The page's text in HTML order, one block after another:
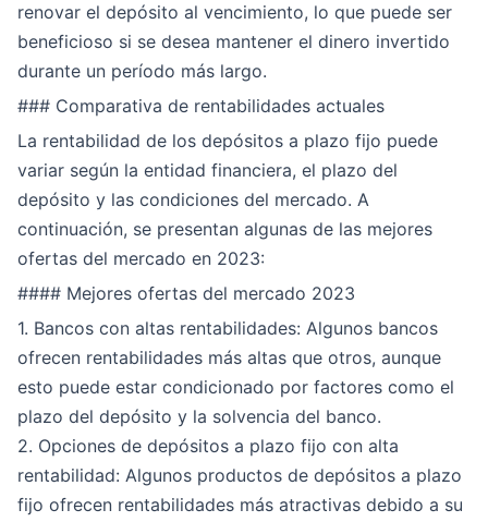
renovar el depósito al vencimiento, lo que puede ser
beneficioso si se desea mantener el dinero invertido
durante un período más largo.
### Comparativa de rentabilidades actuales
La rentabilidad de los depósitos a plazo fijo puede
variar según la entidad financiera, el plazo del
depósito y las condiciones del mercado. A
continuación, se presentan algunas de las mejores
ofertas del mercado en 2023:
#### Mejores ofertas del mercado 2023
1. Bancos con altas rentabilidades: Algunos bancos
ofrecen rentabilidades más altas que otros, aunque
esto puede estar condicionado por factores como el
plazo del depósito y la solvencia del banco.
2. Opciones de depósitos a plazo fijo con alta
rentabilidad: Algunos productos de depósitos a plazo
fijo ofrecen rentabilidades más atractivas debido a su